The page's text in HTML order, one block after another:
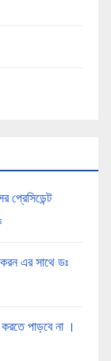
প্রেসিডেন্ট
এর সাথে ডঃ
পাড়বে না ।